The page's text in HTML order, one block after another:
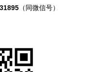
（同微信号）